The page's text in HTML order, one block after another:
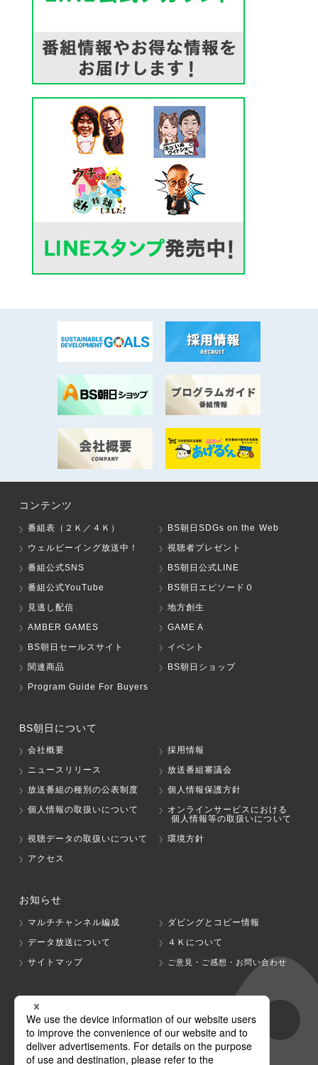
コンテンツ
番組表（２Ｋ／４Ｋ）
BS朝日SDGs on the Web
ウェルビーイング放送中！
視聴者プレゼント
番組公式SNS
BS朝日公式LINE
番組公式YouTube
BS朝日エピソード０
見逃し配信
地方創生
AMBER GAMES
GAME A
BS朝日セールスサイト
イベント
関連商品
BS朝日ショップ
Program Guide For Buyers
BS朝日について
会社概要
採用情報
ニュースリリース
放送番組審議会
放送番組の種別の公表制度
個人情報保護方針
個人情報の取扱いについて
オンラインサービスにおける
個人情報等の取扱いについて
視聴データの取扱いについて
環境方針
アクセス
お知らせ
マルチチャンネル編成
ダビングとコピー情報
データ放送について
４Ｋについて
サイトマップ
ご意見・ご感想・お問い合わせ
グループ会社
テレビ朝日 テレ朝チャンネル